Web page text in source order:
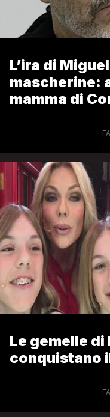
L’ira di
mascherine:
mamma di
Le gemelle
conquistano